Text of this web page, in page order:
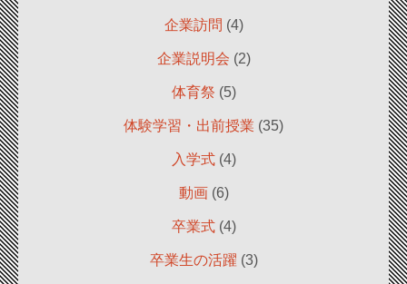
企業訪問 (4)
企業説明会 (2)
体育祭 (5)
体験学習・出前授業 (35)
入学式(4)
動画(6)
卒業式(4)
卒業生の活躍 (3)